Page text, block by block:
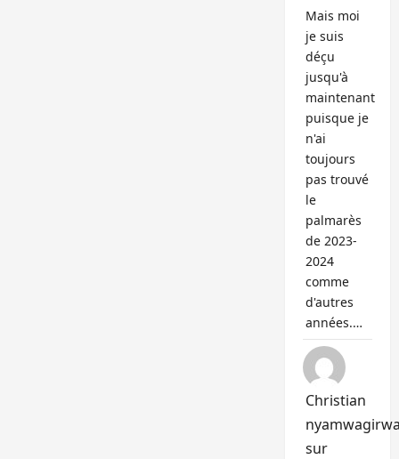
Mais moi
je suis
déçu
jusqu'à
maintenant
puisque je
n'ai
toujours
pas trouvé
le
palmarès
de 2023-
2024
comme
d'autres
années.…
Christian
sur